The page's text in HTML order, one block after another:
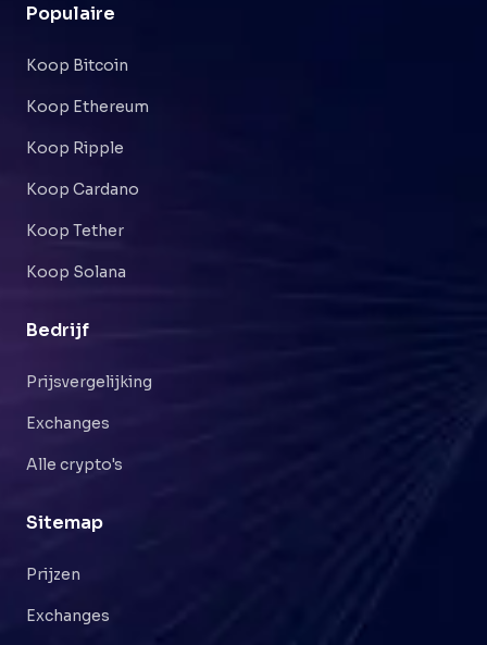
Populaire
Koop Bitcoin
Koop Ethereum
Koop Ripple
Koop Cardano
Koop Tether
Koop Solana
Bedrijf
Prijsvergelijking
Exchanges
Alle crypto's
Sitemap
Prijzen
Exchanges